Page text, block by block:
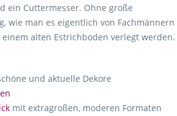
ein Cuttermesser. Ohne große
wie man es eigentlich von Fachmännern
alten Estrichboden verlegt werden.
und aktuelle Dekore
mit extragroßen, moderen Formaten